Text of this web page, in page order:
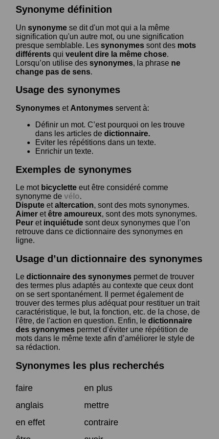
Synonyme définition
Un synonyme se dit d'un mot qui a la même
signification qu'un autre mot, ou une signification
presque semblable. Les synonymes sont des mots
différents qui veulent dire la même chose.
Lorsqu’on utilise des synonymes, la phrase ne
change pas de sens.
Usage des synonymes
Synonymes et Antonymes servent à:
Définir un mot. C’est pourquoi on les trouve
dans les articles de dictionnaire.
Eviter les répétitions dans un texte.
Enrichir un texte.
Exemples de synonymes
Le mot bicyclette eut être considéré comme
synonyme de vélo.
Dispute etaltercation, sont des mots synonymes.
Aimer etêtre amoureux, sont des mots synonymes.
Peur et inquiétude sont deux synonymes que l’on
retrouve dans ce dictionnaire des synonymes en
ligne.
Usage d’un dictionnaire des synonymes
Le dictionnaire des synonymes permet de trouver
des termes plus adaptés au contexte que ceux dont
on se sert spontanément. Il permet également de
trouver des termes plus adéquat pour restituer un trait
caractéristique, le but, la fonction, etc. de la chose, de
l'être, de l'action en question. Enfin, le dictionnaire
des synonymes permet d’éviter une répétition de
mots dans le même texte afin d’améliorer le style de
sa rédaction.
Synonymes les plus recherchés
faire
en plus
anglais
mettre
en effet
contraire